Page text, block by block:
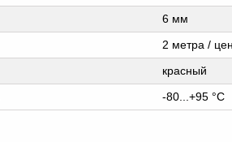
6 мм
2 метра /
красный
-80...+95 °С